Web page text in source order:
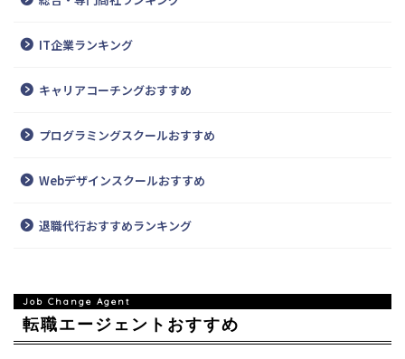
IT企業ランキング
キャリアコーチングおすすめ
プログラミングスクールおすすめ
Webデザインスクールおすすめ
退職代行おすすめランキング
転職エージェントおすすめ